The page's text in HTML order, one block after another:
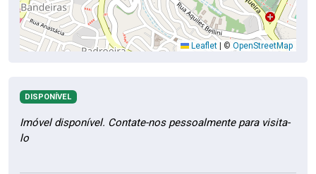
Leaflet © OpenStreetMap
DISPONÍVEL
Imóvel disponível. Contate-nos pessoalmente para visita-
lo